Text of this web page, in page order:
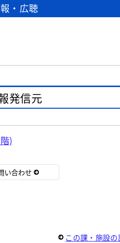
・広聴
発信元
)
い合わせ
この課・施設